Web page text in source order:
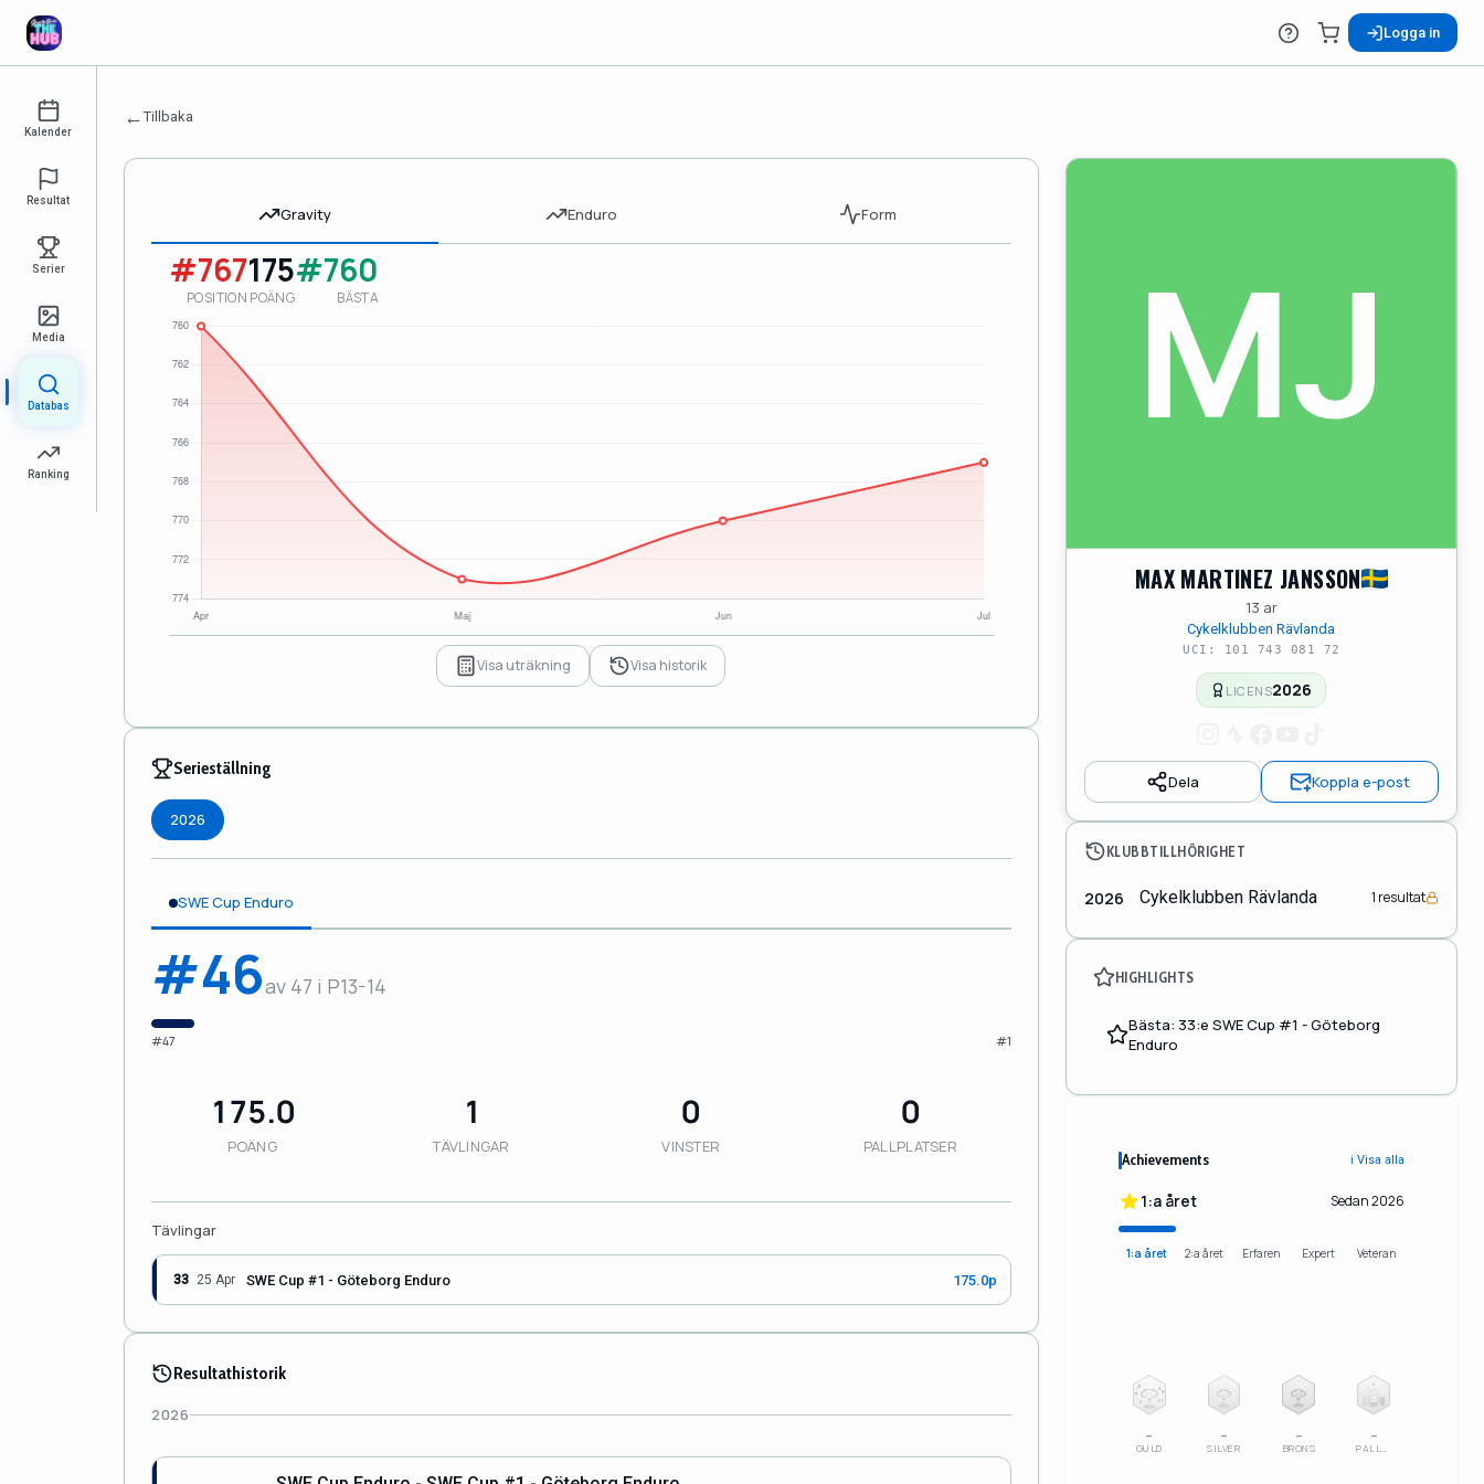
Logga in
Kalender
Resultat
Serier
Media
Databas
Ranking
←Tillbaka
Gravity Enduro Form
#767
POSITION
175
POÄNG
#760
BÄSTA
Visa uträkning Visa historik
Serieställning
2026
SWE Cup Enduro
#46av 47 i P13-14
#47 #1
175.0
POÄNG
1
TÄVLINGAR
0
VINSTER
0
PALLPLATSER
Tävlingar
33 25 Apr SWE Cup #1 - Göteborg Enduro 175.0p
Resultathistorik
2026
MAX MARTINEZ JANSSON
13 ar
Cykelklubben Rävlanda
UCI: 101 743 081 72
LICENS2026
Dela Koppla e-post
KLUBBTILLHÖRIGHET
2026 Cykelklubben Rävlanda 1 resultat
HIGHLIGHTS
Bästa: 33:e SWE Cup #1 - Göteborg
Enduro
Achievements ℹ️ Visa alla
1:a året Sedan 2026
1:a året 2:a året Erfaren Expert Veteran
–
GULD
–
SILVER
–
BRONS
–
PALLSERIE